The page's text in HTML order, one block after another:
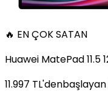
🔥 EN ÇOK SATAN
Huawei MatePad 11.5
11.997 TL'den